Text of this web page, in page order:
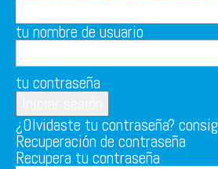
tu nombre de usuario
tu contraseña
¿Olvidaste tu contraseña?
Recuperación de contraseña
Recupera tu contraseña